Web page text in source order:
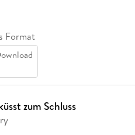
Format
zum Schluss